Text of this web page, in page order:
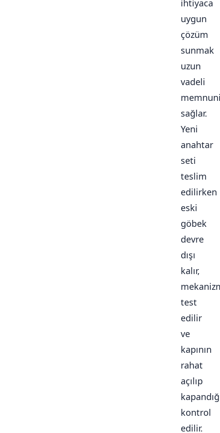
ihtiyaca
uygun
çözüm
sunmak
uzun
vadeli
sağlar.
Yeni
anahtar
seti
teslim
edilirken
eski
göbek
devre
dışı
kalır,
test
edilir
ve
kapının
rahat
açılıp
kontrol
edilir.